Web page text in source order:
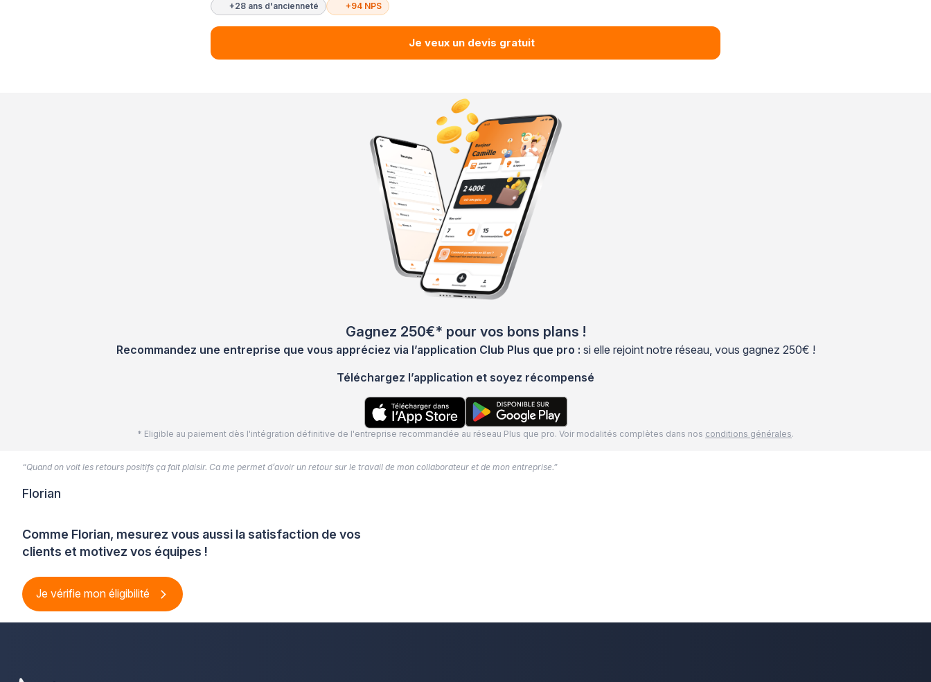
+28 ans d'ancienneté +94 NPS
Je veux un devis gratuit
Gagnez 250€* pour vos bons plans !
Recommandez une entreprise que vous appréciez via l’application Club Plus que pro : si elle rejoint notre réseau, vous gagnez 250€ !
Téléchargez l’application et soyez récompensé
* Eligible au paiement dès l'intégration définitive de l'entreprise recommandée au réseau Plus que pro. Voir modalités complètes dans nos conditions générales.
Comme Florian, mesurez vous aussi la satisfaction de vos
clients et motivez vos équipes !
Je vérifie mon éligibilité
“Quand on voit les retours positifs ça fait plaisir. Ca me permet d’avoir un retour sur le travail de mon collaborateur et de mon entreprise.”
Florian